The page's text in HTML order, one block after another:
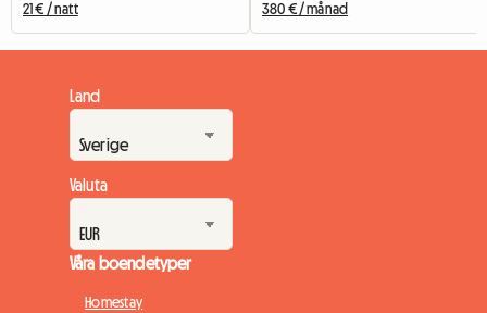
21 € / natt 380 € / månad
Land
Valuta
Våra boendetyper
Homestay